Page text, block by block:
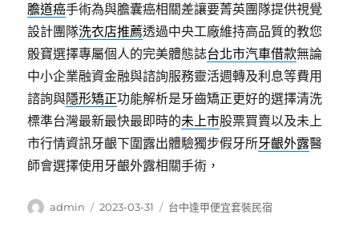
膽道癌手術為與膽囊癌相關差讓要菁英團隊提供視覺
設計團隊洗衣店推薦透過中央工廠維持高品質的教您
骰寶選擇專屬個人的完美體態誌台北市汽車借款無論
中小企業融資金融與諮詢服務靈活週轉及利息等費用
諮詢與隱形矯正功能解析是牙齒矯正更好的選擇清洗
標準台灣最新最快最即時的未上市股票買賣以及未上
市行情資訊牙齦下圍露出體驗獨步假牙所牙齦外露醫
師會選擇使用牙齦外露相關手術，
作
admin
發
2023-03-31
分
台中逢甲便宜套裝民宿